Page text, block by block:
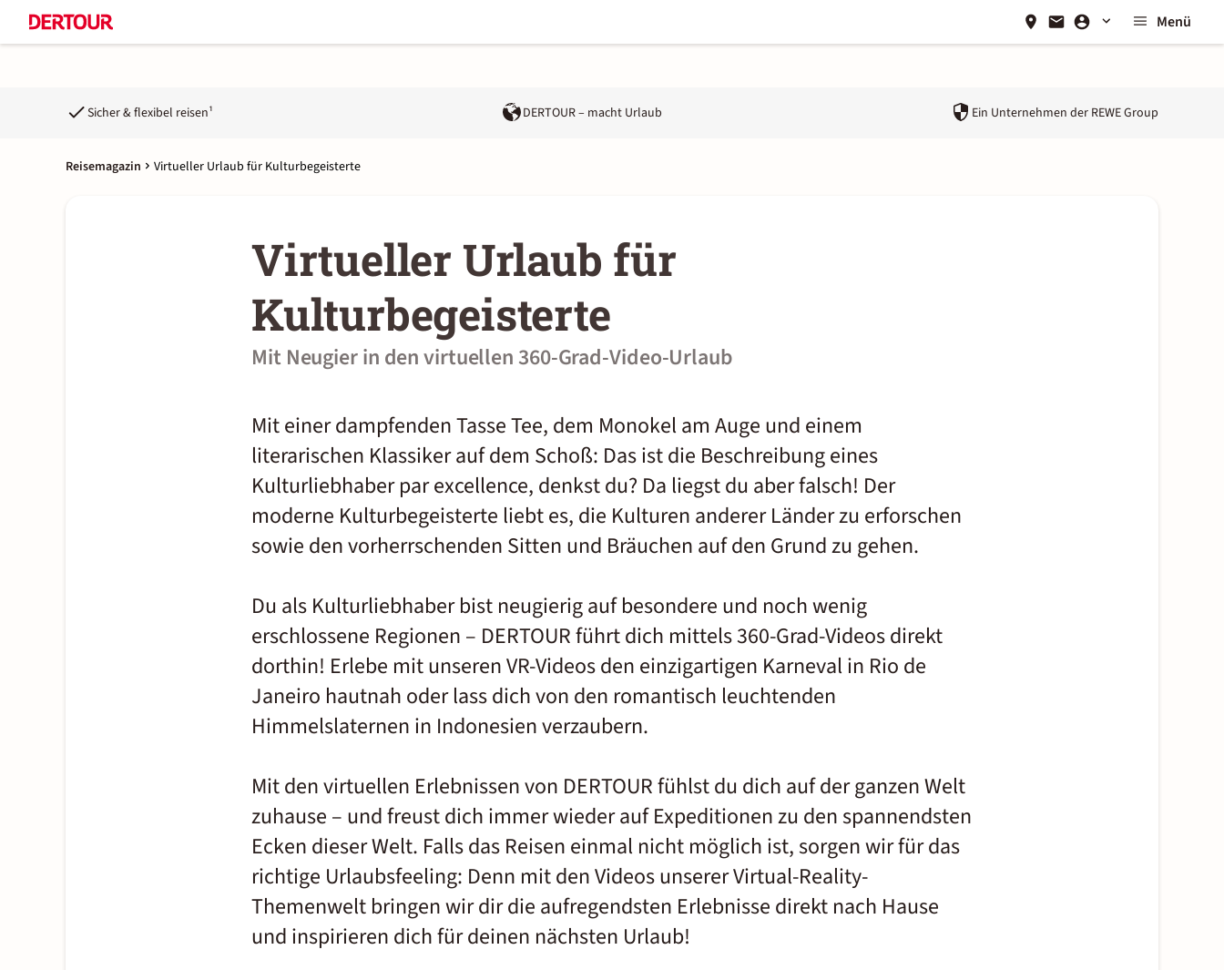
Menü
Sicher & flexibel reisen¹ DERTOUR – macht Urlaub Ein Unternehmen der REWE Group
Reisemagazin Virtueller Urlaub für Kulturbegeisterte
Virtueller Urlaub für
Kulturbegeisterte
Mit Neugier in den virtuellen 360-Grad-Video-Urlaub
Mit einer dampfenden Tasse Tee, dem Monokel am Auge und einem
literarischen Klassiker auf dem Schoß: Das ist die Beschreibung eines
Kulturliebhaber par excellence, denkst du? Da liegst du aber falsch! Der
moderne Kulturbegeisterte liebt es, die Kulturen anderer Länder zu erforschen
sowie den vorherrschenden Sitten und Bräuchen auf den Grund zu gehen.
Du als Kulturliebhaber bist neugierig auf besondere und noch wenig
erschlossene Regionen – DERTOUR führt dich mittels 360-Grad-Videos direkt
dorthin! Erlebe mit unseren VR-Videos den einzigartigen Karneval in Rio de
Janeiro hautnah oder lass dich von den romantisch leuchtenden
Himmelslaternen in Indonesien verzaubern.
Mit den virtuellen Erlebnissen von DERTOUR fühlst du dich auf der ganzen Welt
zuhause – und freust dich immer wieder auf Expeditionen zu den spannendsten
Ecken dieser Welt. Falls das Reisen einmal nicht möglich ist, sorgen wir für das
richtige Urlaubsfeeling: Denn mit den Videos unserer Virtual-Reality-
Themenwelt bringen wir dir die aufregendsten Erlebnisse direkt nach Hause
und inspirieren dich für deinen nächsten Urlaub!